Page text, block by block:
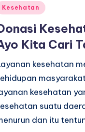
Kesehatan
Kita Cari
kesehatan
kesehatan
suatu
dan itu